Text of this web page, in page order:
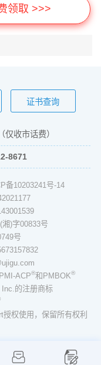
领取 >>>
证书查询
（仅收市话费）
8671
备10203241号-14
)字00833号
号
ACP®和PMBOK®
的注册商标
权使用，保留所有权利